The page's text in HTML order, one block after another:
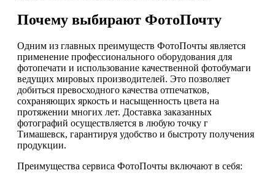
Почему выбирают ФотоПочту
Одним из главных преимуществ ФотоПочты является
применение профессионального оборудования для
фотопечати и использование качественной фотобумаги
ведущих мировых производителей. Это позволяет
добиться превосходного качества отпечатков,
сохраняющих яркость и насыщенность цвета на
протяжении многих лет. Доставка заказанных
фотографий осуществляется в любую точку г
Тимашевск, гарантируя удобство и быстроту получения
продукции.
Преимущества сервиса ФотоПочты включают в себя: